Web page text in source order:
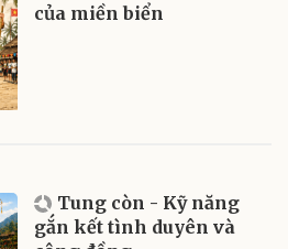
của miền biển
Tung còn - Kỹ năng
gắn kết tình duyên và